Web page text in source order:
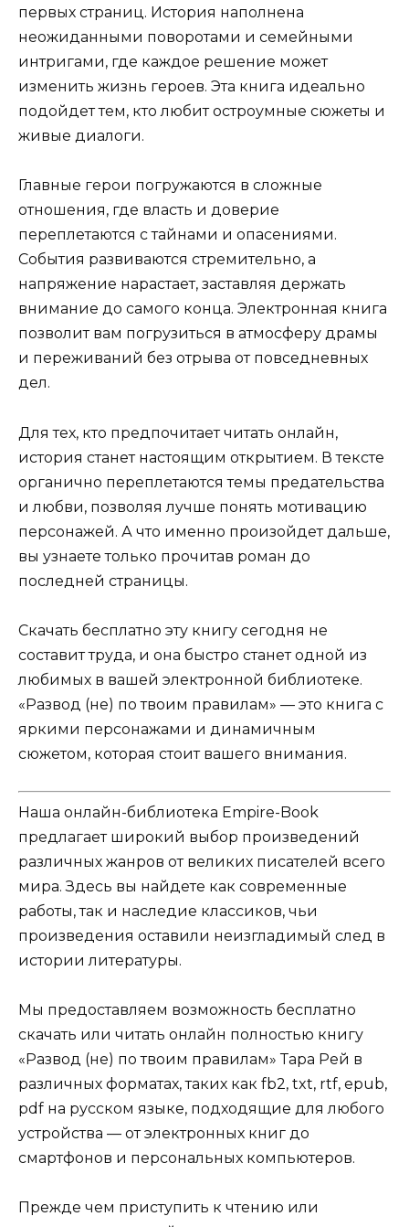
первых страниц. История наполнена
неожиданными поворотами и семейными
интригами, где каждое решение может
изменить жизнь героев. Эта книга идеально
подойдет тем, кто любит остроумные сюжеты и
живые диалоги.
Главные герои погружаются в сложные
отношения, где власть и доверие
переплетаются с тайнами и опасениями.
События развиваются стремительно, а
напряжение нарастает, заставляя держать
внимание до самого конца. Электронная книга
позволит вам погрузиться в атмосферу драмы
и переживаний без отрыва от повседневных
дел.
Для тех, кто предпочитает читать онлайн,
история станет настоящим открытием. В тексте
органично переплетаются темы предательства
и любви, позволяя лучше понять мотивацию
персонажей. А что именно произойдет дальше,
вы узнаете только прочитав роман до
последней страницы.
Скачать бесплатно эту книгу сегодня не
составит труда, и она быстро станет одной из
любимых в вашей электронной библиотеке.
«Развод (не) по твоим правилам» — это книга с
яркими персонажами и динамичным
сюжетом, которая стоит вашего внимания.
Наша онлайн-библиотека Empire-Book
предлагает широкий выбор произведений
различных жанров от великих писателей всего
мира. Здесь вы найдете как современные
работы, так и наследие классиков, чьи
произведения оставили неизгладимый след в
истории литературы.
Мы предоставляем возможность бесплатно
скачать или читать онлайн полностью книгу
«Развод (не) по твоим правилам» Тара Рей в
различных форматах, таких как fb2, txt, rtf, epub,
pdf на русском языке, подходящие для любого
устройства — от электронных книг до
смартфонов и персональных компьютеров.
Прежде чем приступить к чтению или